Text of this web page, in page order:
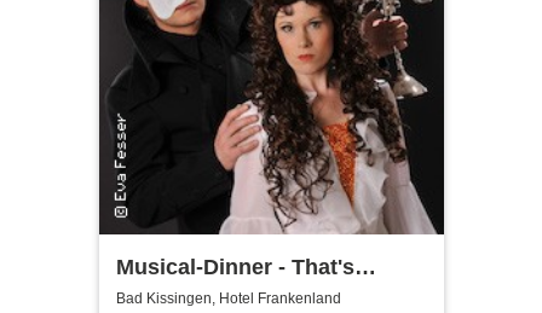
Musical-Dinner - That's
Entertainment
Bad Kissingen, Hotel Frankenland